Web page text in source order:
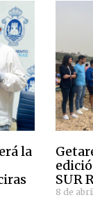
la
SUR
8 de